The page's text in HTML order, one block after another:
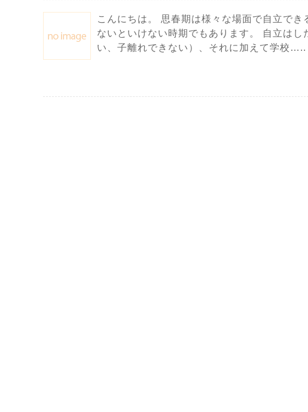
こんにちは。 思春期は様々な場面で自立で
ないといけない時期でもあります。 自立は
い、子離れできない）、それに加えて学校…..